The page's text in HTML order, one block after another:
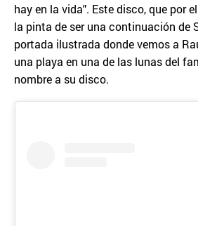
hay en la vida". Este disco, que por
la pinta de ser una continuación de
portada ilustrada donde vemos a
una playa en una de las lunas del
nombre a su disco.